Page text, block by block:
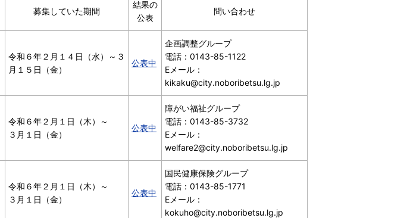
募集していた期間
結果の
公表
問い合わせ
令和６年２月１４日（水）～３
月１５日（金）
公表中
企画調整グループ
電話：0143-85-1122
Eメール：
kikaku@city.noboribetsu.lg.jp
令和６年２月１日（木）～
３月１日（金）
公表中
障がい福祉グループ
電話：0143-85-3732
Eメール：
welfare2@city.noboribetsu.lg.jp
令和６年２月１日（木）～
３月１日（金）
公表中
国民健康保険グループ
電話：0143-85-1771
Eメール：
kokuho@city.noboribetsu.lg.jp